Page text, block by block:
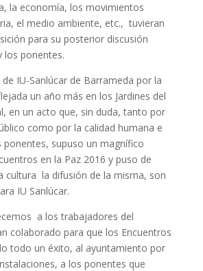
la economía, los movimientos
el medio ambiente, etc., tuvieran
para su posterior discusión
los ponentes.
IU-Sanlúcar de Barrameda por la
un año más en los Jardines del
en un acto que, sin duda, tanto por
como por la calidad humana e
ponentes, supuso un magnífico
en la Paz 2016 y puso de
cultura la difusión de la misma, son
IU Sanlúcar.
a los trabajadores del
colaborado para que los Encuentros
todo un éxito, al ayuntamiento por
a los ponentes que